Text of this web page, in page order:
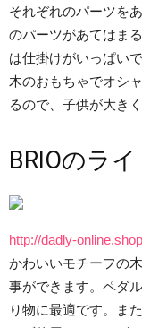
それぞれのパーツを
のパーツがあてはま
は仕掛けがいっぱい
木のおもちゃでオシ
るので、子供が大き
BRIOのラ
http://dadly-
かわいいモチーフの
事ができます。ペダ
り物に最適です。ま